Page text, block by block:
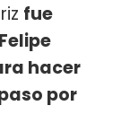
fue
hacer
por